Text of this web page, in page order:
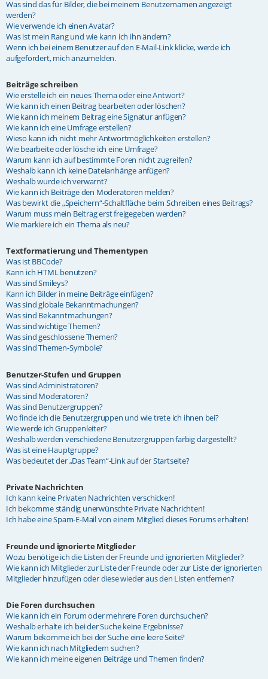
Was sind das für Bilder, die bei meinem Benutzernamen angezeigt
werden?
Wie verwende ich einen Avatar?
Was ist mein Rang und wie kann ich ihn ändern?
Wenn ich bei einem Benutzer auf den E-Mail-Link klicke, werde ich
aufgefordert, mich anzumelden.
Beiträge schreiben
Wie erstelle ich ein neues Thema oder eine Antwort?
Wie kann ich einen Beitrag bearbeiten oder löschen?
Wie kann ich meinem Beitrag eine Signatur anfügen?
Wie kann ich eine Umfrage erstellen?
Wieso kann ich nicht mehr Antwortmöglichkeiten erstellen?
Wie bearbeite oder lösche ich eine Umfrage?
Warum kann ich auf bestimmte Foren nicht zugreifen?
Weshalb kann ich keine Dateianhänge anfügen?
Weshalb wurde ich verwarnt?
Wie kann ich Beiträge den Moderatoren melden?
Was bewirkt die „Speichern“-Schaltfläche beim Schreiben eines Beitrags?
Warum muss mein Beitrag erst freigegeben werden?
Wie markiere ich ein Thema als neu?
Textformatierung und Thementypen
Was ist BBCode?
Kann ich HTML benutzen?
Was sind Smileys?
Kann ich Bilder in meine Beiträge einfügen?
Was sind globale Bekanntmachungen?
Was sind Bekanntmachungen?
Was sind wichtige Themen?
Was sind geschlossene Themen?
Was sind Themen-Symbole?
Benutzer-Stufen und Gruppen
Was sind Administratoren?
Was sind Moderatoren?
Was sind Benutzergruppen?
Wo finde ich die Benutzergruppen und wie trete ich ihnen bei?
Wie werde ich Gruppenleiter?
Weshalb werden verschiedene Benutzergruppen farbig dargestellt?
Was ist eine Hauptgruppe?
Was bedeutet der „Das Team“-Link auf der Startseite?
Private Nachrichten
Ich kann keine Privaten Nachrichten verschicken!
Ich bekomme ständig unerwünschte Private Nachrichten!
Ich habe eine Spam-E-Mail von einem Mitglied dieses Forums erhalten!
Freunde und ignorierte Mitglieder
Wozu benötige ich die Listen der Freunde und ignorierten Mitglieder?
Wie kann ich Mitglieder zur Liste der Freunde oder zur Liste der ignorierten
Mitglieder hinzufügen oder diese wieder aus den Listen entfernen?
Die Foren durchsuchen
Wie kann ich ein Forum oder mehrere Foren durchsuchen?
Weshalb erhalte ich bei der Suche keine Ergebnisse?
Warum bekomme ich bei der Suche eine leere Seite?
Wie kann ich nach Mitgliedern suchen?
Wie kann ich meine eigenen Beiträge und Themen finden?